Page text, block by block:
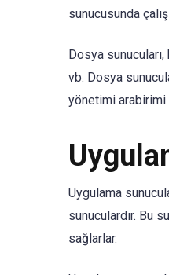
sunucusunda
Dosya
vb. Dosya
yönetimi arabirimi
Uygulama
sunuculardır. Bu
sağlarlar.